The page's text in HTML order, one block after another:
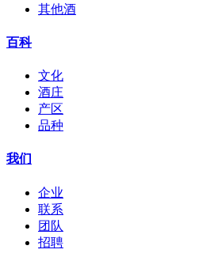
其他酒
百科
文化
酒庄
产区
品种
我们
企业
联系
团队
招聘